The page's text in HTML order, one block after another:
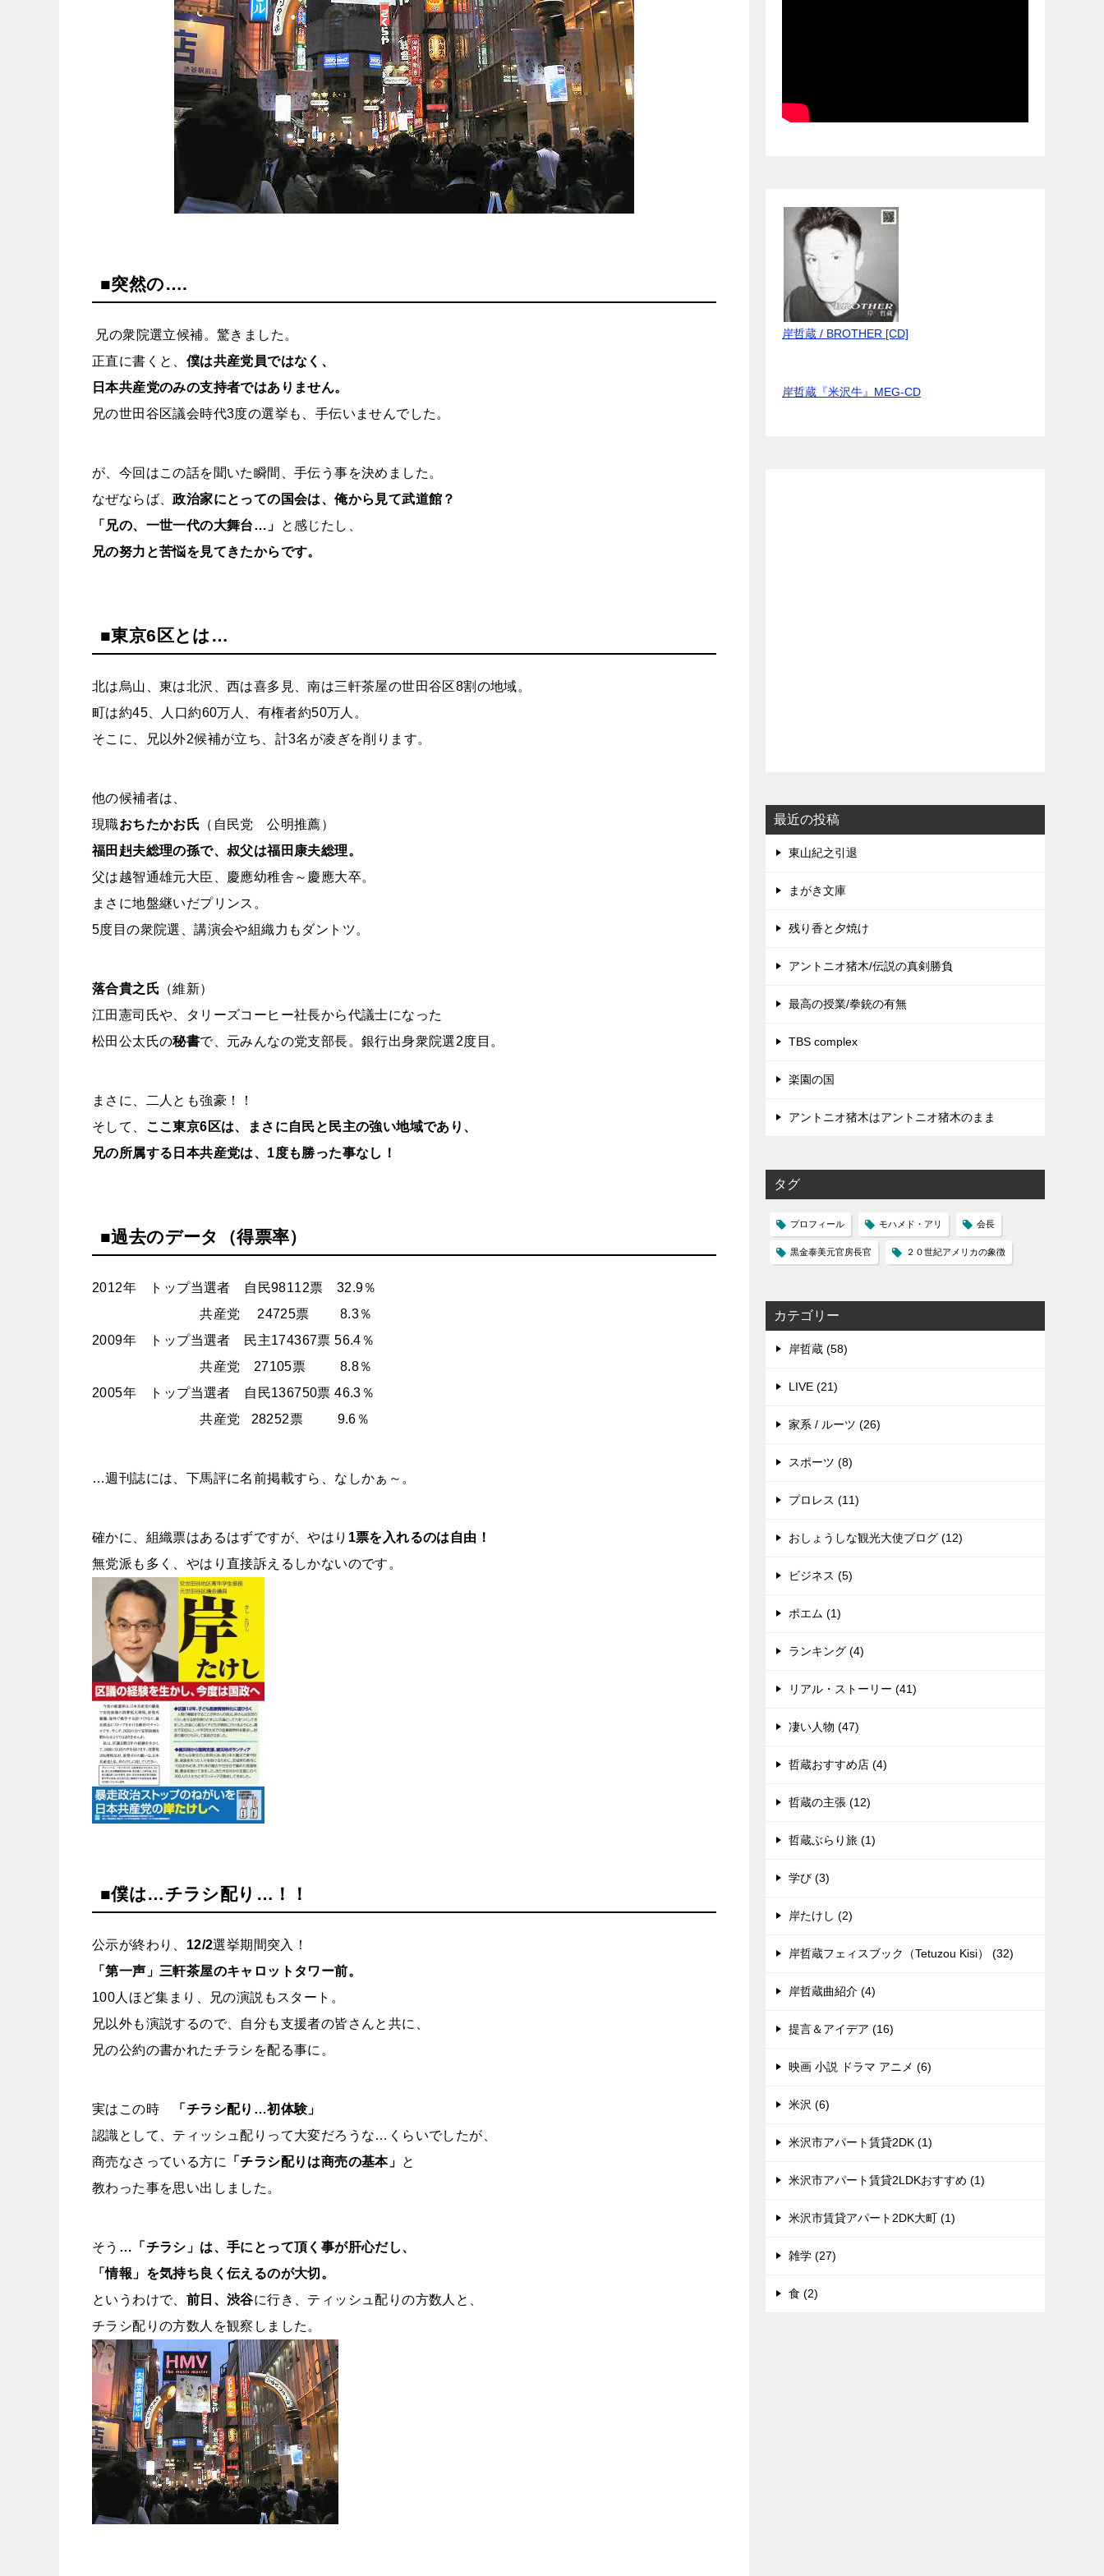
■突然の….
兄の衆院選立候補。驚きました。
正直に書くと、 僕は共産党員ではなく、
日本共産党のみの支持者ではありません。
兄の世田谷区議会時代3度の選挙も、手伝いませんでした。
が、今回はこの話を聞いた瞬間、手伝う事を決めました。
なぜならば、政治家にとっての国会は、俺から見て武道館？
「兄の、一世一代の大舞台…」
と感じたし、
兄の努力と苦悩を見てきたからです。
■東京6区とは…
北は烏山、東は北沢、西は喜多見、南は三軒茶屋の世田谷区8割の地域。
町は約45、人口約60万人、有権者約50万人。
そこに、兄以外2候補が立ち、計3名が凌ぎを削ります。
他の候補者は、
現職おちたかお氏 （自民党 公明推薦）
福田赳夫総理の孫で、叔父は福田康夫総理。
父は越智通雄元大臣、慶應幼稚舎～慶應大卒。
まさに地盤継いだプリンス。
5度目の衆院選、講演会や組織力もダントツ。
落合貴之氏 （維新）
江田憲司氏や、タリーズコーヒー社長から代議士になった
松田公太氏の秘書で、元みんなの党支部長。銀行出身衆院選2度目。
まさに、二人とも強豪！！
そして、 ここ東京6区は、まさに自民と民主の強い地域であり、
兄の所属する日本共産党は、1度も勝った事なし！
■過去のデータ（得票率）
2012年 トップ当選者 自民98112票 32.9％
共産党 24725票 8.3％
2009年 トップ当選者 民主174367票 56.4％
共産党 27105票 8.8％
2005年 トップ当選者 自民136750票 46.3％
共産党 28252票 9.6％
…週刊誌には、下馬評に名前掲載すら、なしかぁ～。
確かに、組織票はあるはずですが、やはり 1票を入れるのは自由！
無党派も多く、やはり直接訴えるしかないのです。
■僕は…チラシ配り…！！
公示が終わり、 12/2選挙期間突入！
「第一声」三軒茶屋のキャロットタワー前。
100人ほど集まり、兄の演説もスタート。
兄以外も演説するので、自分も支援者の皆さんと共に、
兄の公約の書かれたチラシを配る事に。
実はこの時
「チラシ配り…初体験」
認識として、ティッシュ配りって大変だろうな… くらいでしたが、
商売なさっている方に
「チラシ配りは商売の基本」 と
教わった事を思い出しました。
そう …「チラシ」は、手にとって頂く事が肝心だし、
「情報」を気持ち良く伝えるのが大切。
というわけで、 前日、渋谷に行き、ティッシュ配りの方数人と、
チラシ配りの方数人を観察しました。
岸哲蔵 / BROTHER [CD]
岸哲蔵『米沢牛』MEG-CD
最近の投稿
東山紀之引退
まがき文庫
残り香と夕焼け
アントニオ猪木/伝説の真剣勝負
最高の授業/拳銃の有無
TBS complex
楽園の国
アントニオ猪木はアントニオ猪木のまま
タグ
プロフィール モハメド・アリ 会長
黒金泰美元官房長官 ２０世紀アメリカの象徴
カテゴリー
岸哲蔵 (58)
LIVE (21)
家系 / ルーツ (26)
スポーツ (8)
プロレス (11)
おしょうしな観光大使ブログ (12)
ビジネス (5)
ポエム (1)
ランキング (4)
リアル・ストーリー (41)
凄い人物 (47)
哲蔵おすすめ店 (4)
哲蔵の主張 (12)
哲蔵ぶらり旅 (1)
学び (3)
岸たけし (2)
岸哲蔵フェィスブック（Tetuzou Kisi） (32)
岸哲蔵曲紹介 (4)
提言＆アイデア (16)
映画 小説 ドラマ アニメ (6)
米沢 (6)
米沢市アパート賃貸2DK (1)
米沢市アパート賃貸2LDKおすすめ (1)
米沢市賃貸アパート2DK大町 (1)
雑学 (27)
食 (2)